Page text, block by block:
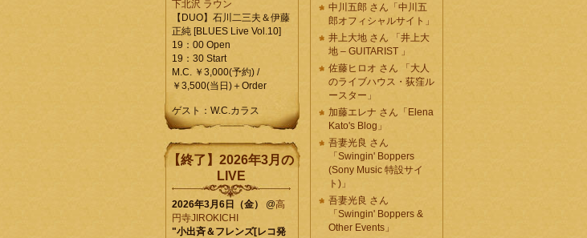
下北沢 ラウン
【DUO】石川二三夫＆伊藤
正純 [BLUES Live Vol.10]
19：00 Open
19：30 Start
M.C. ￥3,000(予約) /
￥3,500(当日)＋Order
ゲスト：W.C.カラス
【終了】2026年3月の
LIVE
2026年3月6日（金） @高
円寺JIROKICHI
"小出斉＆フレンズ[レコ発
中川五郎 さん「中川五
郎オフィシャルサイト」
井上大地 さん 「井上大
地 – GUITARIST 」
佐藤ヒロオ さん 「大人
のライブハウス・荻窪ル
ースター」
加藤エレナ さん「Elena
Kato's Blog」
吾妻光良 さん
「Swingin' Boppers
(Sony Music 特設サイ
ト)」
吾妻光良 さん
「Swingin' Boppers &
Other Events」